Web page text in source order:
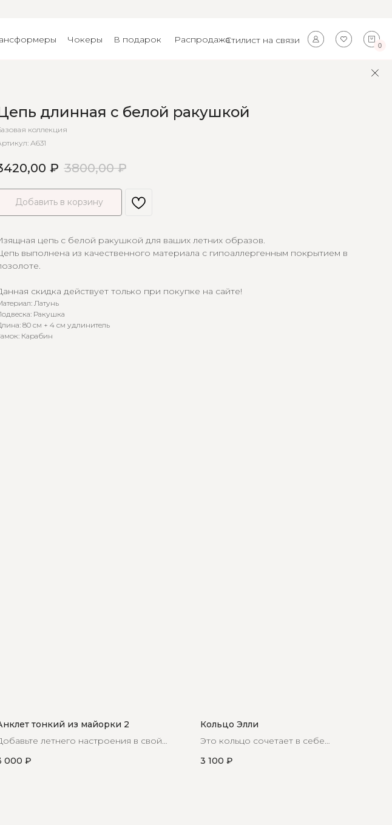
0
Стилист на связи
В подарок
Чокеры Распродажа
длинная с белой ракушкой
коллекция
А631
₽ 3800,00 ₽
Добавить в корзину
цепь с белой ракушкой для ваших летних образов.
выполнена из качественного материала с гипоаллергенным покрытием в
скидка действует только при покупке на сайте!
Латунь
Ракушка
80 см + 4 см удлинитель
Карабин
тонкий из майорки 2
летнего настроения в свой
000 ₽
Кольцо Элли
Это кольцо сочетает в себе
блеск, создавая ощущение
3 100 ₽